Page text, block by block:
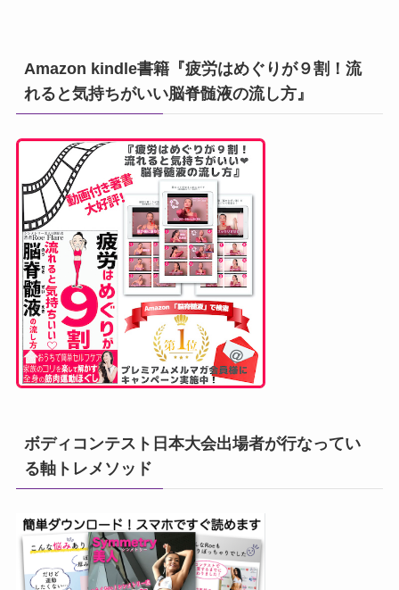
Amazon kindle書籍『疲労はめぐりが９割！流
れると気持ちがいい脳脊髄液の流し方』
ボディコンテスト日本大会出場者が行なってい
る軸トレメソッド